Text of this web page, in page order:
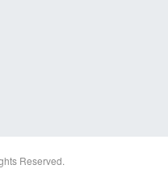
Reserved.